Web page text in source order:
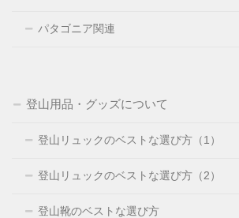
パタゴニア関連
登山用品・グッズについて
登山リュックのベストな選び方（1）
登山リュックのベストな選び方（2）
登山靴のベストな選び方